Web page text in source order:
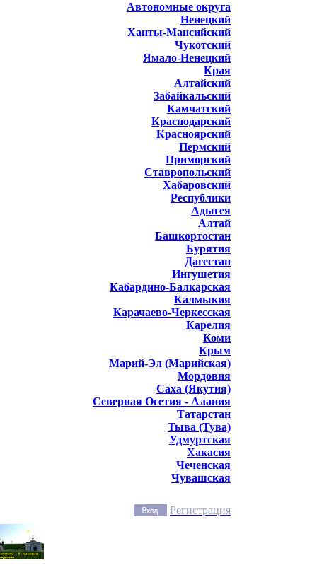
Автономные округа
Ненецкий
Ханты-Мансийский
Чукотский
Ямало-Ненецкий
Края
Алтайский
Забайкальский
Камчатский
Краснодарский
Красноярский
Пермский
Приморский
Ставропольский
Хабаровский
Республики
Адыгея
Алтай
Башкортостан
Бурятия
Дагестан
Ингушетия
Кабардино-Балкарская
Калмыкия
Карачаево-Черкесская
Карелия
Коми
Крым
Марий-Эл (Марийская)
Мордовия
Саха (Якутия)
Северная Осетия - Алания
Татарстан
Тыва (Тува)
Удмуртская
Хакасия
Чеченская
Чувашская
Регистрация